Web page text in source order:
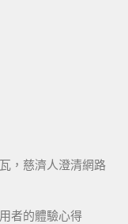
，慈濟人澄清網路
者的體驗心得